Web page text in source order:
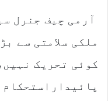
a
i
آرمی چیف جنرل
ملکی سلامتی سے
کوئی تحریک